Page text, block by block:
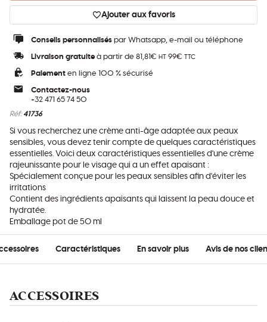
Ajouter aux favoris
Conseils personnalisés par Whatsapp, e-mail ou téléphone
Livraison gratuite à partir de 81,81€ HT 99€ TTC
Paiement en ligne 100 % sécurisé
Contactez-nous
+32 471 65 74 50
Réf: 41736
Si vous recherchez une crème anti-âge adaptée aux peaux
sensibles, vous devez tenir compte de quelques caractéristiques
essentielles. Voici deux caractéristiques essentielles d'une crème
rajeunissante pour le visage qui a un effet apaisant :
Spécialement conçue pour les peaux sensibles afin d'éviter les
irritations
Contient des ingrédients apaisants qui laissent la peau douce et
hydratée.
Emballage pot de 50 ml
Caractéristiques En savoir plus Avis de nos
ACCESSOIRES